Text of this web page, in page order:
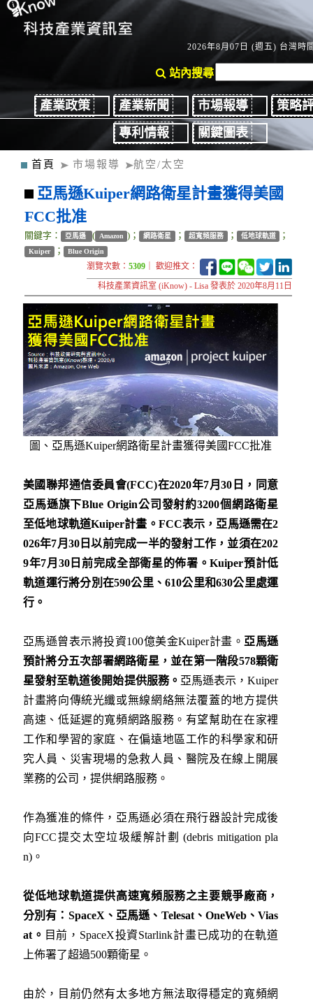
2026年8月07日 (週五) 台灣時
站內搜尋
產業政策 產業新聞 市場報導
策略
專利情報
關鍵圖表
首頁 市場報導 航空/太空
亞馬遜Kuiper網路衛星計畫獲得美國
FCC批准
關鍵字： 亞馬遜 ( Amazon )； 網路衛星 ； 超寬頻服務 ； 低地球軌道 ；
Kuiper ； Blue Origin
瀏覽次數：5309 ｜ 歡迎推文：
科技產業資訊室 (iKnow) - Lisa 發表於 2020年8月11日
圖、亞馬遜Kuiper網路衛星計畫獲得美國FCC批准
美國聯邦通信委員會(FCC)在2020年7月30日，同意
亞馬遜旗下Blue Origin公司發射約3200個網路衛星
至低地球軌道Kuiper計畫。FCC表示，亞馬遜需在2
026年7月30日以前完成一半的發射工作，並須在202
9年7月30日前完成全部衛星的佈署。Kuiper預計低
軌道運行將分別在590公里、610公里和630公里處運
行。
亞馬遜曾表示將投資100億美金Kuiper計畫。 亞馬遜
預計將分五次部署網路衛星，並在第一階段578顆衛
星發射至軌道後開始提供服務。 亞馬遜表示，Kuiper
計畫將向傳統光纖或無線網絡無法覆蓋的地方提供
高速、低延遲的寬頻網路服務。有望幫助在在家裡
工作和學習的家庭、在偏遠地區工作的科學家和研
究人員、災害現場的急救人員、醫院及在線上開展
業務的公司，提供網路服務。
作為獲准的條件，亞馬遜必須在飛行器設計完成後
向FCC提交太空垃圾緩解計劃 (debris mitigation pla
n)。
從低地球軌道提供高速寬頻服務之主要競爭廠商，
分別有：SpaceX 、亞馬遜、Telesat、OneWeb、Vias
at 。 目前，SpaceX投資Starlink計畫已成功的在軌道
上佈署了超過500顆衛星。
由於，目前仍然有太多地方無法取得穩定的寬頻網